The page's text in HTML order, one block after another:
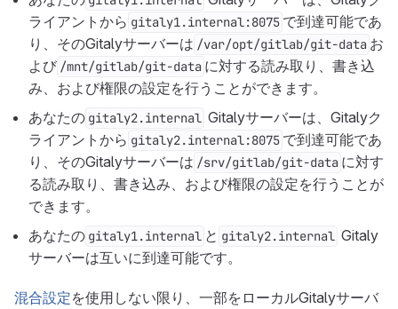
ライアントから gitaly1.internal:8075 で到達可能であ
り、そのGitalyサーバーは /var/opt/gitlab/git-data お
よび /mnt/gitlab/git-data に対する読み取り、書き込
み、および権限の設定を行うことができます。
あなたの gitaly2.internal Gitalyサーバーは、Gitalyク
ライアントから gitaly2.internal:8075 で到達可能であ
り、そのGitalyサーバーは /srv/gitlab/git-data に対す
る読み取り、書き込み、および権限の設定を行うことが
できます。
あなたの gitaly1.internal と gitaly2.internal Gitaly
サーバーは互いに到達可能です。
混合設定を使用しない限り、一部をローカルGitalyサーバ